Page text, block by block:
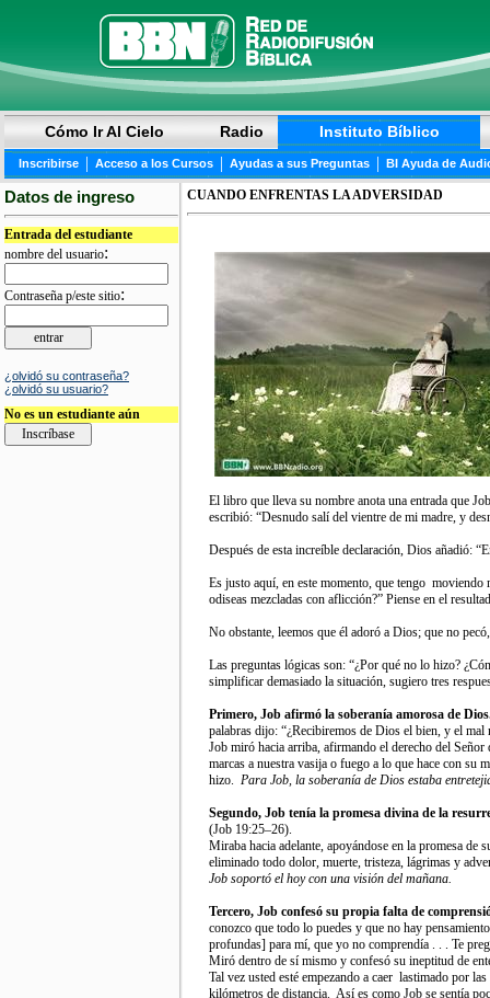
Cómo Ir Al Cielo Radio Instituto Bíblico
Inscribirse | Acceso a los Cursos | Ayudas a sus Preguntas | BI Ayuda de
Datos de ingreso
Entrada del estudiante
nombre del usuario:
Contraseña p/este sitio:
¿olvidó su contraseña?
¿olvidó su usuario?
No es un estudiante aún
CUANDO ENFRENTAS LA ADVERSIDAD
El libro que lleva su nombre anota una entrada que
escribió: “Desnudo salí del vientre de mi madre, y
Después de esta increíble declaración, Dios añadió:
Es justo aquí, en este momento, que tengo moviendo
odiseas mezcladas con aflicción?” Piense en el
No obstante, leemos que él adoró a Dios; que no
Las preguntas lógicas son: “¿Por qué no lo hizo?
simplificar demasiado la situación, sugiero tres
Primero, Job afirmó la soberanía amorosa de
palabras dijo: “¿Recibiremos de Dios el bien, y el
Job miró hacia arriba, afirmando el derecho del
marcas a nuestra vasija o fuego a lo que hace con su
hizo. Para Job, la soberanía de Dios estaba
Segundo, Job tenía la promesa divina de la
(Job 19:25–26).
Miraba hacia adelante, apoyándose en la promesa de
eliminado todo dolor, muerte, tristeza, lágrimas y
Job soportó el hoy con una visión del mañana.
Tercero, Job confesó su propia falta de
conozco que todo lo puedes y que no hay
profundas] para mí, que yo no comprendía . . . Te
Miró dentro de sí mismo y confesó su ineptitud de
Tal vez usted esté empezando a caer lastimado por
kilómetros de distancia. Así es como Job se sentía